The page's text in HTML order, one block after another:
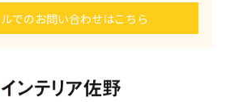
でのお問い合わせはこちら